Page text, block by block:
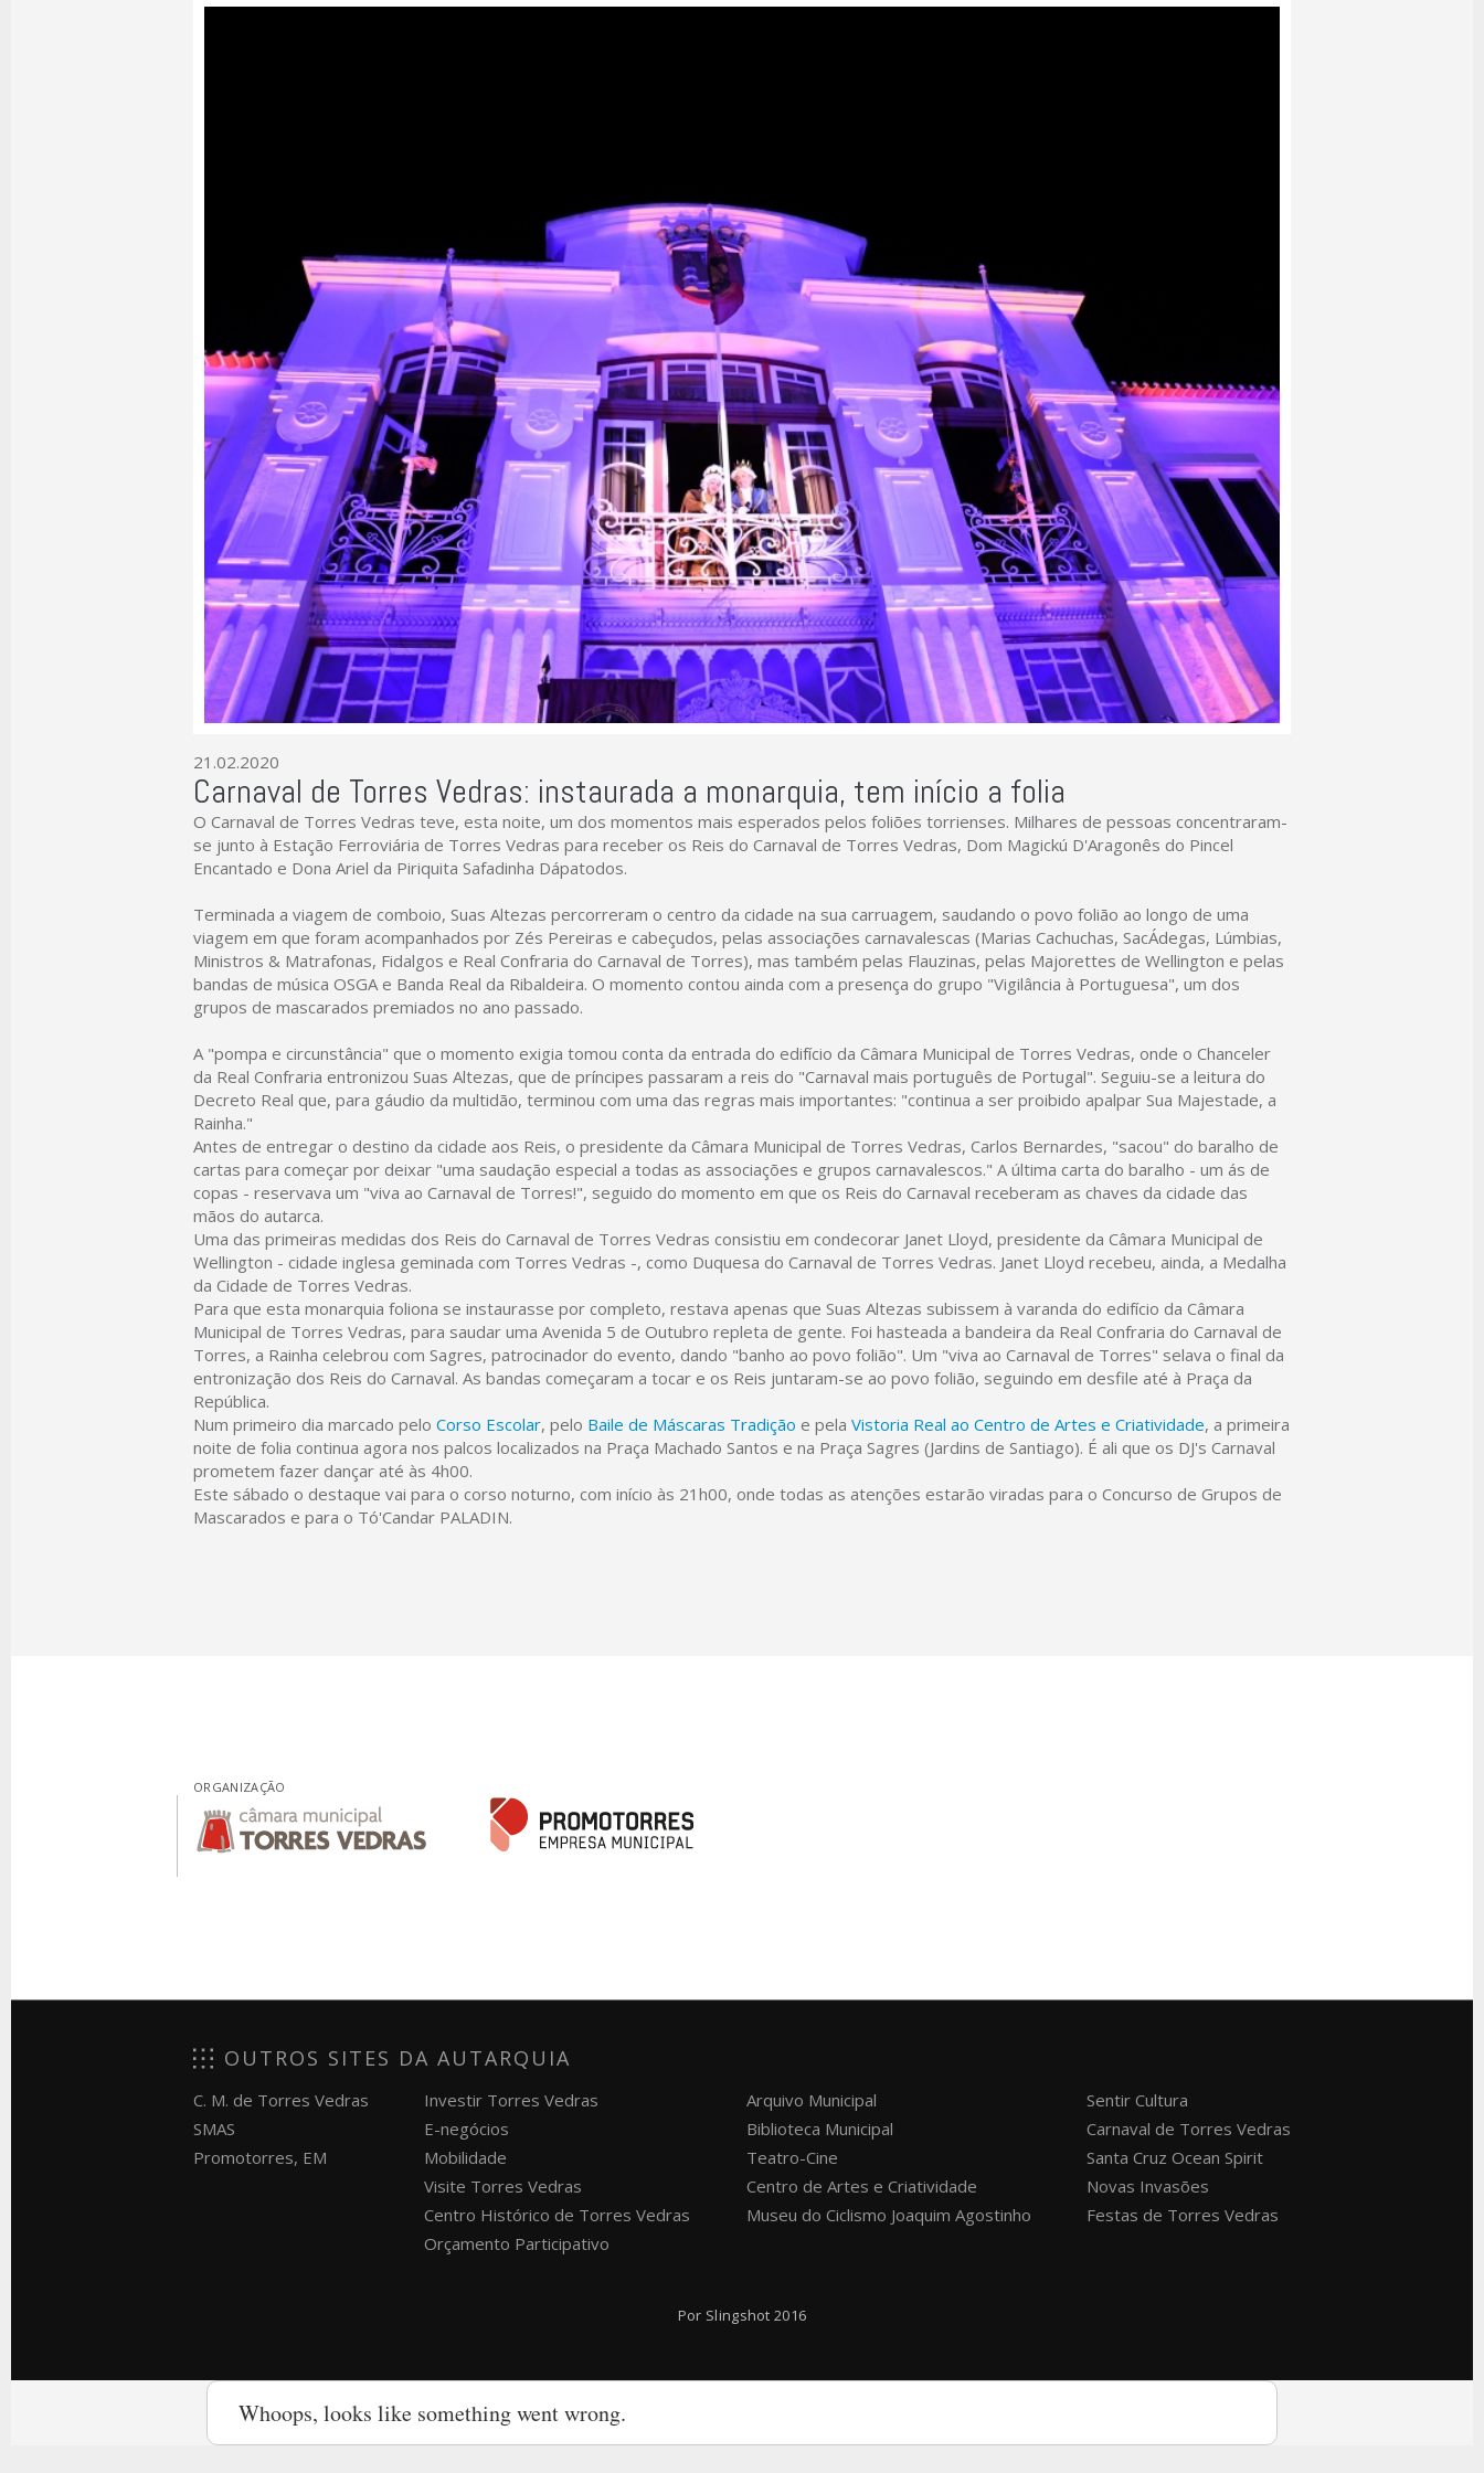
21.02.2020
Carnaval de Torres Vedras: instaurada a monarquia, tem início a folia
O Carnaval de Torres Vedras teve, esta noite, um dos momentos mais esperados pelos foliões torrienses. Milhares de pessoas concentraram-
se junto à Estação Ferroviária de Torres Vedras para receber os Reis do Carnaval de Torres Vedras, Dom Magickú D'Aragonês do Pincel
Encantado e Dona Ariel da Piriquita Safadinha Dápatodos.
Terminada a viagem de comboio, Suas Altezas percorreram o centro da cidade na sua carruagem, saudando o povo folião ao longo de uma
viagem em que foram acompanhados por Zés Pereiras e cabeçudos, pelas associações carnavalescas (Marias Cachuchas, SacÁdegas, Lúmbias,
Ministros & Matrafonas, Fidalgos e Real Confraria do Carnaval de Torres), mas também pelas Flauzinas, pelas Majorettes de Wellington e pelas
bandas de música OSGA e Banda Real da Ribaldeira. O momento contou ainda com a presença do grupo "Vigilância à Portuguesa", um dos
grupos de mascarados premiados no ano passado.
A "pompa e circunstância" que o momento exigia tomou conta da entrada do edifício da Câmara Municipal de Torres Vedras, onde o Chanceler
da Real Confraria entronizou Suas Altezas, que de príncipes passaram a reis do "Carnaval mais português de Portugal". Seguiu-se a leitura do
Decreto Real que, para gáudio da multidão, terminou com uma das regras mais importantes: "continua a ser proibido apalpar Sua Majestade, a
Rainha."
Antes de entregar o destino da cidade aos Reis, o presidente da Câmara Municipal de Torres Vedras, Carlos Bernardes, "sacou" do baralho de
cartas para começar por deixar "uma saudação especial a todas as associações e grupos carnavalescos." A última carta do baralho - um ás de
copas - reservava um "viva ao Carnaval de Torres!", seguido do momento em que os Reis do Carnaval receberam as chaves da cidade das
mãos do autarca.
Uma das primeiras medidas dos Reis do Carnaval de Torres Vedras consistiu em condecorar Janet Lloyd, presidente da Câmara Municipal de
Wellington - cidade inglesa geminada com Torres Vedras -, como Duquesa do Carnaval de Torres Vedras. Janet Lloyd recebeu, ainda, a Medalha
da Cidade de Torres Vedras.
Para que esta monarquia foliona se instaurasse por completo, restava apenas que Suas Altezas subissem à varanda do edifício da Câmara
Municipal de Torres Vedras, para saudar uma Avenida 5 de Outubro repleta de gente. Foi hasteada a bandeira da Real Confraria do Carnaval de
Torres, a Rainha celebrou com Sagres, patrocinador do evento, dando "banho ao povo folião". Um "viva ao Carnaval de Torres" selava o final da
entronização dos Reis do Carnaval. As bandas começaram a tocar e os Reis juntaram-se ao povo folião, seguindo em desfile até à Praça da
República.
Num primeiro dia marcado pelo Corso Escolar, pelo Baile de Máscaras Tradição e pela Vistoria Real ao Centro de Artes e Criatividade, a primeira
noite de folia continua agora nos palcos localizados na Praça Machado Santos e na Praça Sagres (Jardins de Santiago). É ali que os DJ's Carnaval
prometem fazer dançar até às 4h00.
Este sábado o destaque vai para o corso noturno, com início às 21h00, onde todas as atenções estarão viradas para o Concurso de Grupos de
Mascarados e para o Tó'Candar PALADIN.
ORGANIZAÇÃO
OUTROS SITES DA AUTARQUIA
C. M. de Torres Vedras
SMAS
Promotorres, EM
Investir Torres Vedras
E-negócios
Mobilidade
Visite Torres Vedras
Centro Histórico de Torres Vedras
Orçamento Participativo
Arquivo Municipal
Biblioteca Municipal
Teatro-Cine
Centro de Artes e Criatividade
Museu do Ciclismo Joaquim Agostinho
Sentir Cultura
Carnaval de Torres Vedras
Santa Cruz Ocean Spirit
Novas Invasões
Festas de Torres Vedras
Por Slingshot 2016
Whoops, looks like something went wrong.